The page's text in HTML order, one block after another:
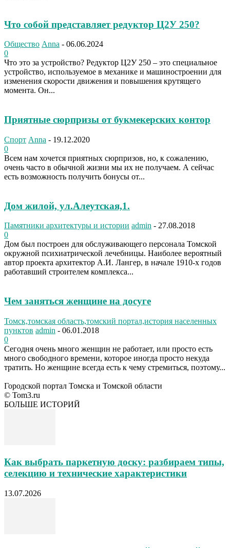
Что собой представляет редуктор Ц2У 250?
Общество Anna - 06.06.2024
0
Что это за устройство? Редуктор Ц2У 250 – это специальное
устройство, используемое в механике и машиностроении для
изменения скорости движения и повышения крутящего
момента. Он...
Приятные сюрпризы от букмекерских контор
Спорт Anna - 19.12.2020
0
Всем нам хочется приятных сюрпризов, но, к сожалению,
очень часто в обычной жизни мы их не получаем. А сейчас
есть возможность получить бонусы от...
Дом жилой, ул.Алеутская,1.
Памятники архитектуры и истории admin - 27.08.2018
0
Дом был построен для обслуживающего персонала Томской
окружной психиатрической лечебницы. Наиболее вероятный
автор проекта архитектор А.И. Лангер, в начале 1910-х годов
работавший строителем комплекса...
Чем заняться женщине на досуге
Томск,томская область,томский портал,история населенных
пунктов admin - 06.01.2018
0
Сегодня очень много женщин не работает, или просто есть
много свободного времени, которое иногда просто некуда
тратить. Но женщине всегда есть к чему стремиться, поэтому...
Городской портал Томска и Томской области
© Tom3.ru
БОЛЬШЕ ИСТОРИЙ
Как выбрать паркетную доску: разбираем типы,
селекцию и технические характеристики
13.07.2026